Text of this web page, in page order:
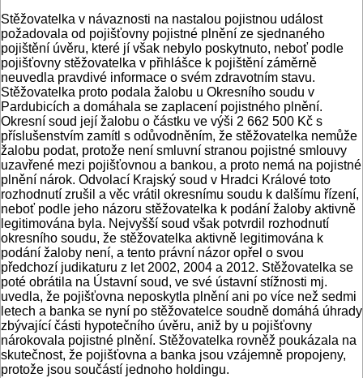
Stěžovatelka v návaznosti na nastalou pojistnou událost
požadovala od pojišťovny pojistné plnění ze sjednaného
pojištění úvěru, které jí však nebylo poskytnuto, neboť podle
pojišťovny stěžovatelka v přihlášce k pojištění záměrně
neuvedla pravdivé informace o svém zdravotním stavu.
Stěžovatelka proto podala žalobu u Okresního soudu v
Pardubicích a domáhala se zaplacení pojistného plnění.
Okresní soud její žalobu o částku ve výši 2 662 500 Kč s
příslušenstvím zamítl s odůvodněním, že stěžovatelka nemůže
žalobu podat, protože není smluvní stranou pojistné smlouvy
uzavřené mezi pojišťovnou a bankou, a proto nemá na pojistné
plnění nárok. Odvolací Krajský soud v Hradci Králové toto
rozhodnutí zrušil a věc vrátil okresnímu soudu k dalšímu řízení,
neboť podle jeho názoru stěžovatelka k podání žaloby aktivně
legitimována byla. Nejvyšší soud však potvrdil rozhodnutí
okresního soudu, že stěžovatelka aktivně legitimována k
podání žaloby není, a tento právní názor opřel o svou
předchozí judikaturu z let 2002, 2004 a 2012. Stěžovatelka se
poté obrátila na Ústavní soud, ve své ústavní stížnosti mj.
uvedla, že pojišťovna neposkytla plnění ani po více než sedmi
letech a banka se nyní po stěžovatelce soudně domáhá úhrady
zbývající části hypotečního úvěru, aniž by u pojišťovny
nárokovala pojistné plnění. Stěžovatelka rovněž poukázala na
skutečnost, že pojišťovna a banka jsou vzájemně propojeny,
protože jsou součástí jednoho holdingu.